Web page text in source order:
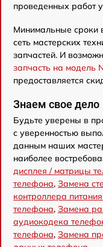
проведенных работ
Минимальные сроки
сеть мастерских
запчастей. И
запчасть на модель
предоставляется
Знаем свое дело
Будьте уверены в
с уверенностью
данным наших
наиболее
дисплея / матрицы
телефона, Замена
контроллера
телефона, Замена
аудиокодека
телефона, Замена